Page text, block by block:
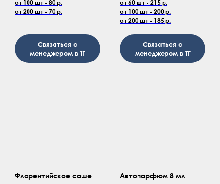
от 100 шт - 80 р.
от 200 шт - 70 р.
Связаться с
менеджером в ТГ
от 60 шт - 215 р.
от 100 шт - 200 р.
от 200 шт - 185 р.
Связаться с
менеджером в ТГ
Флорентийское саше Автопарфюм 8 мл